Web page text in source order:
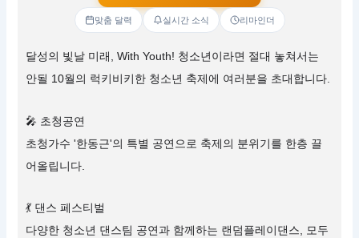
맞춤 달력 실시간 소식 리마인더
달성의 빛날 미래, With Youth! 청소년이라면 절대 놓쳐서는
안될 10월의 럭키비키한 청소년 축제에 여러분을 초대합니다.
🎤 초청공연
초청가수 '한동근'의 특별 공연으로 축제의 분위기를 한층 끌
어올립니다.
💃 댄스 페스티벌
다양한 청소년 댄스팀 공연과 함께하는 랜덤플레이댄스, 모두